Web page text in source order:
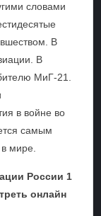
словами
В
В
МиГ-21.
в войне во
самым
мире.
России 1
онлайн